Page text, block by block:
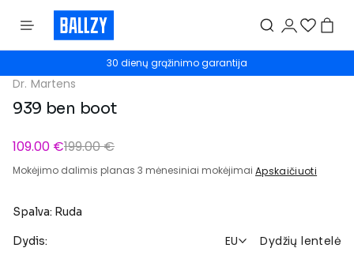
30 dienų grąžinimo garantija
Dr. Martens
939 ben boot
109.00 €199.00 €
Mokėjimo dalimis planas 3 mėnesiniai mokėjimai Apskaičiuoti
Spalva: Ruda
Dydis: EU Dydžių lentelė